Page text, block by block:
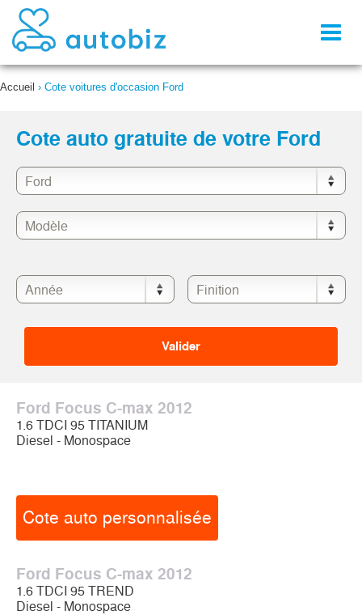
Accueil › Cote voitures d'occasion Ford
Cote auto gratuite de votre Ford
Ford Focus C-max 2012
1.6 TDCI 95 TITANIUM
Diesel - Monospace
Cote auto personnalisée
Ford Focus C-max 2012
1.6 TDCI 95 TREND
Diesel - Monospace